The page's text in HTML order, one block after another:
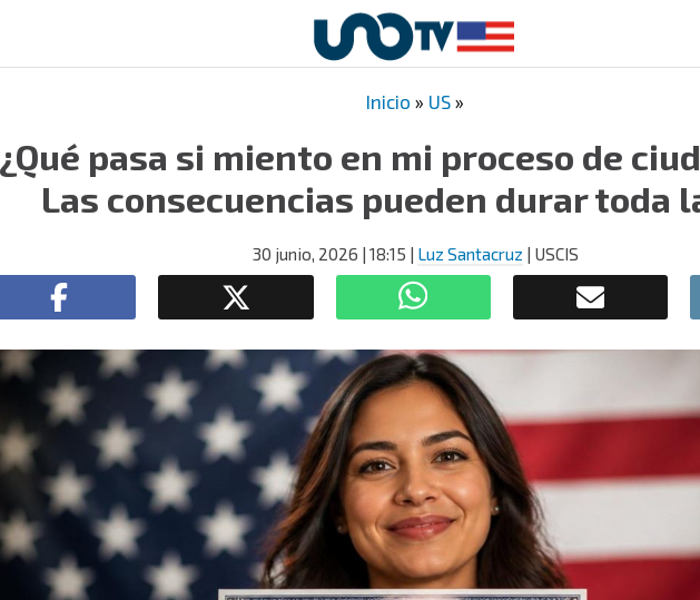
Inicio » US »
¿Qué pasa si miento en mi proceso de
Las consecuencias pueden durar toda
30 junio, 2026 | 18:15 | Luz Santacruz | USCIS